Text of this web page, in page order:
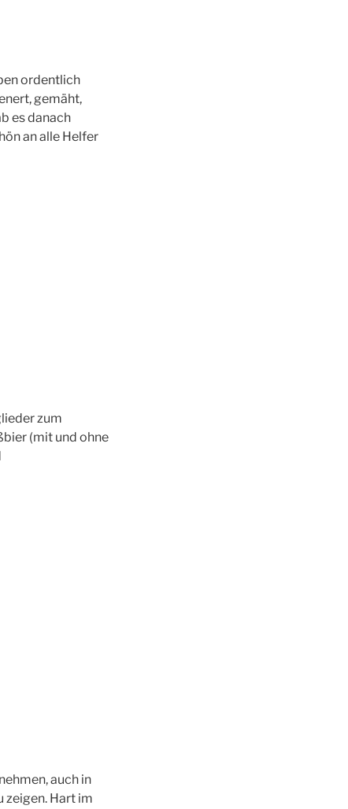
ordentlich
gemäht,
es danach
an alle Helfer
zum
(mit und ohne
auch in
zeigen. ​Hart im